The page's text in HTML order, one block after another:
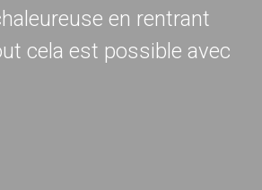
en rentrant
cela est possible avec